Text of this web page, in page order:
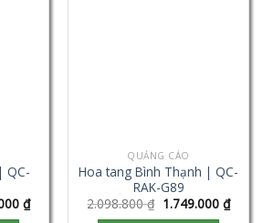
QC-
₫
QUẢNG CÁO
Hoa tang Bình Thạnh | QC-
RAK-G89
2.098.800₫ 1.749.000 ₫